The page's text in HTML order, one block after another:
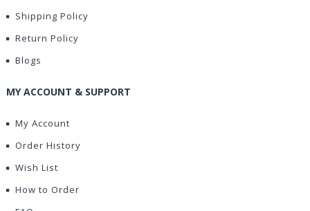
Shipping Policy
Return Policy
Blogs
MY ACCOUNT & SUPPORT
My Account
Order History
Wish List
How to Order